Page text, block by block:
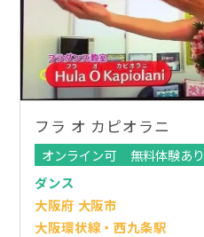
フラ オ カピオラニ
オンライン可
無料体験あり
ダンス
大阪府 大阪市
大阪環状線・西九条駅